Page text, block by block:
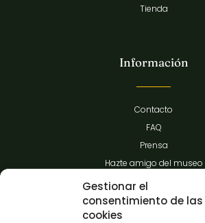
Gestionar el
consentimiento de las
cookies
Tienda
Información
Contacto
FAQ
Prensa
Hazte amigo del museo
Transparencia